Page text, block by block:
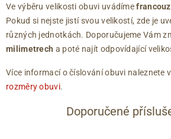
Ve výběru velikosti obuvi uvádíme
Pokud si nejste jistí svou velikostí, zde je
různých jednotkách. Doporučujeme Vám
milimetrech a poté najít odpovídající
Více informací o číslování obuvi naleznete
rozměry obuvi.
Doporučené